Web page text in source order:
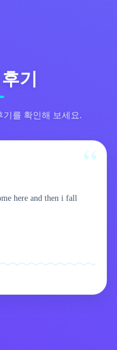
기
기를 확인해 보세요.
here and then i fall